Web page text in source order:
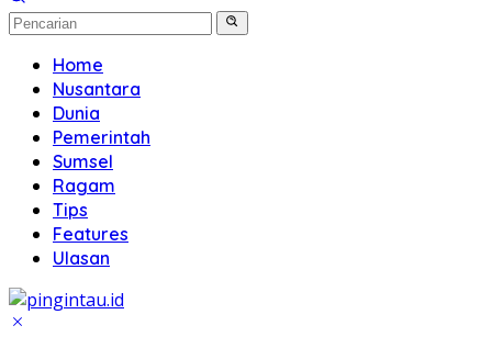
Home
Nusantara
Dunia
Pemerintah
Sumsel
Ragam
Tips
Features
Ulasan